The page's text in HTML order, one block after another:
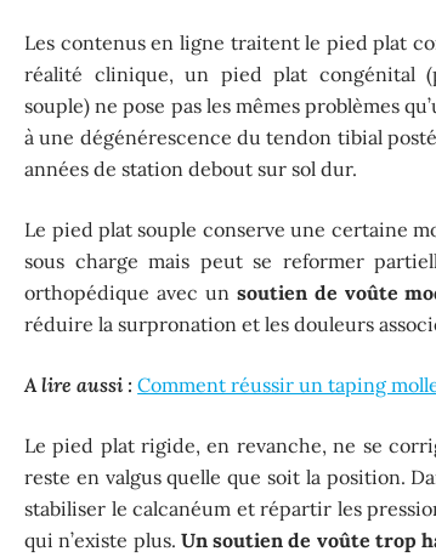
Les contenus en ligne traitent le pied plat
réalité clinique, un pied plat congénital
souple) ne pose pas les mêmes problèmes
à une dégénérescence du tendon tibial
années de station debout sur sol dur.
Le pied plat souple conserve une certaine
sous charge mais peut se reformer
orthopédique avec un soutien de voûte
réduire la surpronation et les douleurs
A lire aussi : Comment réussir un taping
Le pied plat rigide, en revanche, ne se
reste en valgus quelle que soit la position.
stabiliser le calcanéum et répartir les
qui n’existe plus. Un soutien de voûte trop